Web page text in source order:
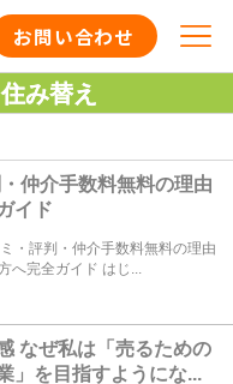
お問い合わせ
み替え
仲介手数料無料の理由
イド
・評判・仲介手数料無料の理由
まで徹底解説｜初めての方へ完全ガイド はじ...
なぜ私は「売るための
」を目指すようにな...